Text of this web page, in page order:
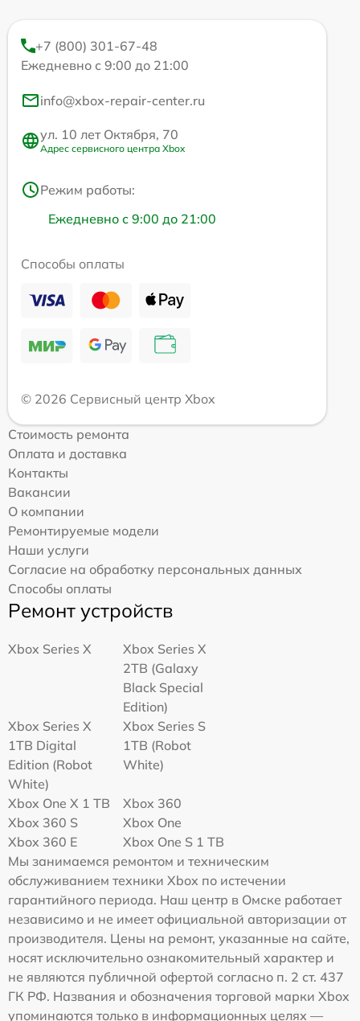
+7 (800) 301-67-48
Ежедневно с 9:00 до 21:00
info@xbox-repair-center.ru
ул. 10 лет Октября, 70
Адрес сервисного центра Xbox
Режим работы:
Ежедневно с 9:00 до 21:00
Способы оплаты
© 2026 Сервисный центр Xbox
Стоимость ремонта
Оплата и доставка
Контакты
Вакансии
О компании
Ремонтируемые модели
Наши услуги
Согласие на обработку персональных данных
Способы оплаты
Ремонт устройств
Xbox Series X
Xbox Series X
2TB (Galaxy
Black Special
Edition)
Xbox Series X
1TB Digital
Edition (Robot
White)
Xbox Series S
1TB (Robot
White)
Xbox One X 1 TB
Xbox 360
Xbox 360 S
Xbox One
Xbox 360 E
Xbox One S 1 TB
Мы занимаемся ремонтом и техническим
обслуживанием техники Xbox по истечении
гарантийного периода. Наш центр в Омске работает
независимо и не имеет официальной авторизации от
производителя. Цены на ремонт, указанные на сайте,
носят исключительно ознакомительный характер и
не являются публичной офертой согласно п. 2 ст. 437
ГК РФ. Названия и обозначения торговой марки Xbox
упоминаются только в информационных целях —